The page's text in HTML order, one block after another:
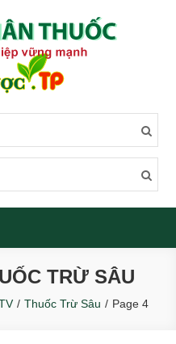
THUỐC
TRỪ SÂU
Thuốc Trừ Sâu Page 4